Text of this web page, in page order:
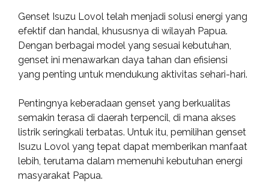
Genset Isuzu Lovol telah menjadi solusi energi yang
efektif dan handal, khususnya di wilayah Papua.
Dengan berbagai model yang sesuai kebutuhan,
genset ini menawarkan daya tahan dan efisiensi
yang penting untuk mendukung aktivitas sehari-hari.
Pentingnya keberadaan genset yang berkualitas
semakin terasa di daerah terpencil, di mana akses
listrik seringkali terbatas. Untuk itu, pemilihan genset
Isuzu Lovol yang tepat dapat memberikan manfaat
lebih, terutama dalam memenuhi kebutuhan energi
masyarakat Papua.